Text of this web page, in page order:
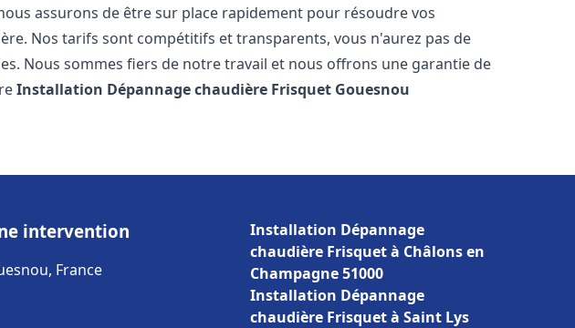
assurons de être sur place rapidement pour résoudre vos
Nos tarifs sont compétitifs et transparents, vous n'aurez pas de
Nous sommes fiers de notre travail et nous offrons une garantie de
Installation Dépannage chaudière Frisquet Gouesnou
intervention
France
Installation Dépannage
chaudière Frisquet à Châlons en
Champagne 51000
Installation Dépannage
chaudière Frisquet à Saint Lys